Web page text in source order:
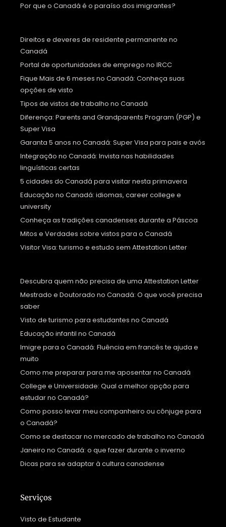
Por que o Canadá é o paraíso dos imigrantes?
Direitos e deveres de residente permanente no
Canadá
Portal de oportunidades de emprego no IRCC
Fique Mais de 6 meses no Canadá: Conheça suas
opções de visto
Tipos de vistos de trabalho no Canadá
Diferença: Parents and Grandparents Program (PGP) e
Super Visa
Garanta 5 anos no Canadá: Super Visa para pais e avós
Integração no Canadá: Invista nas habilidades
linguísticas certas
5 cidades do Canadá para visitar nesta primavera
Educação no Canadá: idiomas, career college e
university
Conheça as tradições canadenses durante a Páscoa
Mitos e Verdades sobre vistos para o Canadá
Visitor Visa: turismo e estudo sem Attestation Letter
Descubra quem não precisa de uma Attestation Letter
Mestrado e Doutorado no Canadá: O que você precisa
saber
Visto de turismo para estudantes no Canadá
Educação infantil no Canadá
Imigre para o Canadá: Fluência em francês te ajuda e
muito
Como me preparar para me aposentar no Canadá
College e Universidade: Qual a melhor opção para
estudar no Canadá?
Como posso levar meu companheiro ou cônjuge para
o Canadá?
Como se destacar no mercado de trabalho no Canadá
Janeiro no Canadá: o que fazer durante o inverno
Dicas para se adaptar à cultura canadense
Serviços
Visto de Estudante